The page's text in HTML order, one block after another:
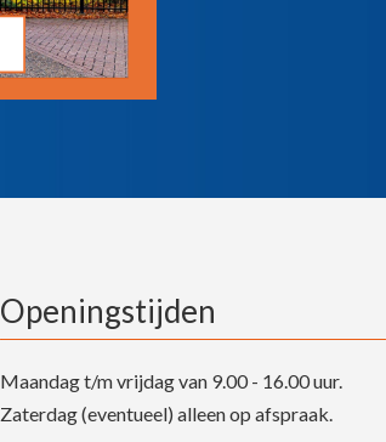
Openingstijden
Maandag t/m vrijdag van 9.00 - 16.00 uur.
Zaterdag (eventueel) alleen op afspraak.